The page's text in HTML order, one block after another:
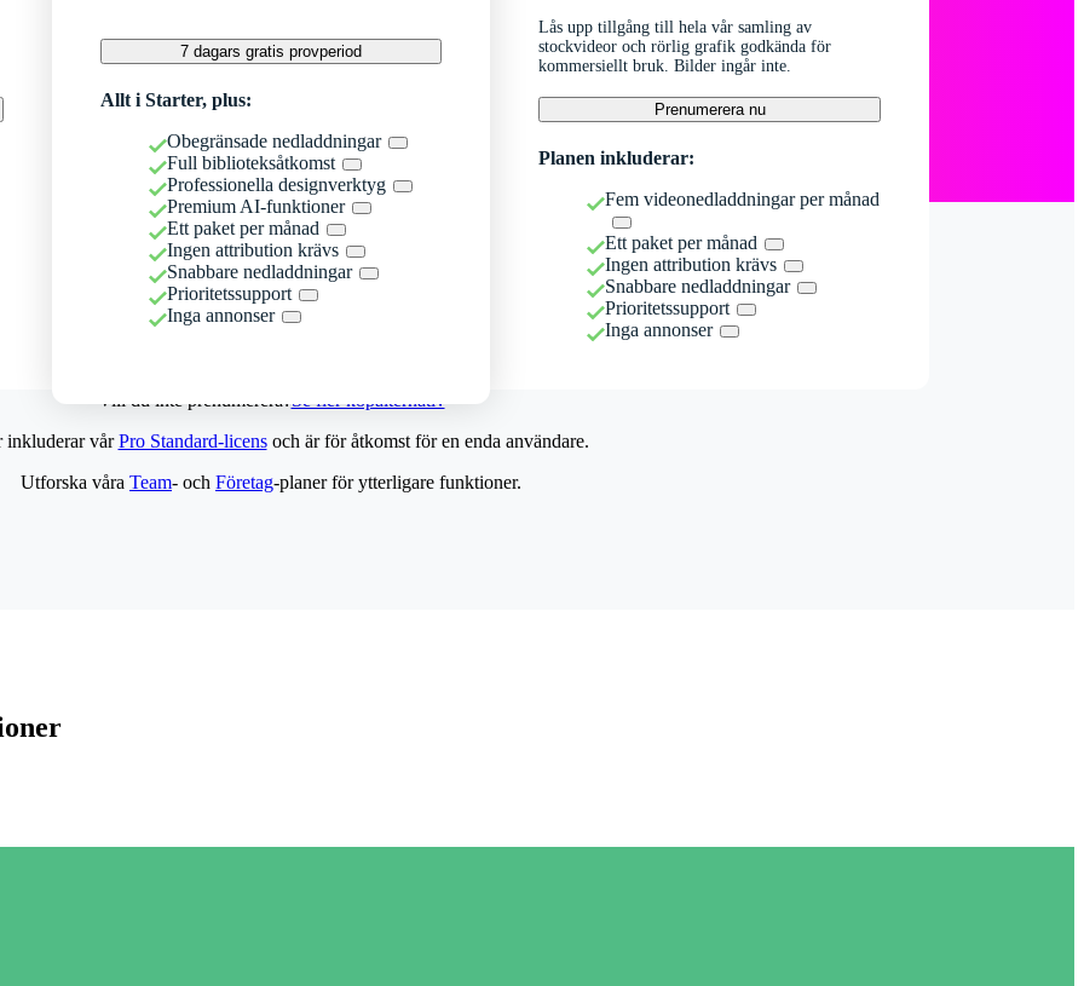
7 dagars gratis provperiod
Allt i Starter, plus:
Obegränsade nedladdningar
Full biblioteksåtkomst
Professionella designverktyg
Premium AI-funktioner
Ett paket per månad
Ingen attribution krävs
Snabbare nedladdningar
Prioritetssupport
Inga annonser
Lås upp tillgång till hela vår samling av
stockvideor och rörlig grafik godkända för
kommersiellt bruk. Bilder ingår inte.
Prenumerera nu
Planen inkluderar:
Fem videonedladdningar per månad
Ett paket per månad
Ingen attribution krävs
Snabbare nedladdningar
Prioritetssupport
Inga annonser
Vill du inte prenumerera?Se fler köpalternativ
inkluderar vårPro Standard-licensoch är för åtkomst för en enda användare.
Utforska våra Team- och Företag-planer för ytterligare funktioner.